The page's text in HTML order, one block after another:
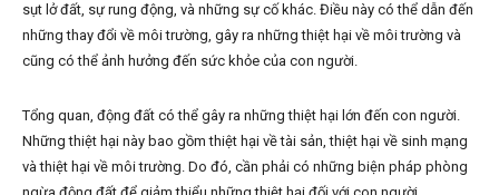
sụt lở đất, sự rung động, và những sự cố khác. Điều này có thể dẫn đến
những thay đổi về môi trường, gây ra những thiệt hại về môi trường và
cũng có thể ảnh hưởng đến sức khỏe của con người.
Tổng quan, động đất có thể gây ra những thiệt hại lớn đến con người.
Những thiệt hại này bao gồm thiệt hại về tài sản, thiệt hại về sinh mạng
và thiệt hại về môi trường. Do đó, cần phải có những biện pháp phòng